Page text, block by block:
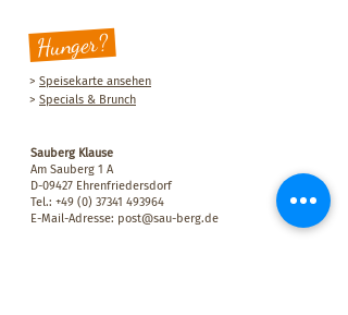
Hunger?
> Speisekarte ansehen
> Specials & Brunch
Sauberg Klause
Am Sauberg 1 A
D-09427 Ehrenfriedersdorf
Tel.: +49 (0) 37341 493964
E-Mail-Adresse: post@sau-berg.de